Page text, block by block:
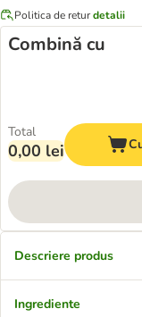
Politica de returdetalii
Combină cu
Total
0,00 lei
Descriere produs
Ingrediente